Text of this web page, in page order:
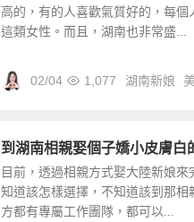
高的，有的人喜歡氣質好的，每
這類女性。而且，湖南也非常盛...
02/04 1,077 湖南新娘
到湖南相親娶個子嬌小皮膚白
目前，透過相親方式娶大陸新娘
知道該怎樣選擇，不知道該到那
方都有專屬工作團隊，都可以...